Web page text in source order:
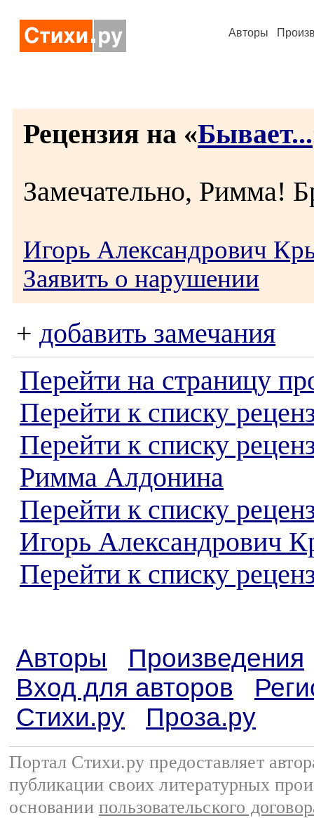
Авторы
Рецензия на «Бывает...
Замечательно, Римма!
Игорь Александрович
Заявить о нарушении
+ добавить замечания
Перейти на страницу
Перейти к списку
Перейти к списку
Римма Алдонина
Перейти к списку
Игорь Александрович
Перейти к списку
Авторы
Произведения
Вход для авторов
Стихи.ру
Проза.ру
Портал Стихи.ру предоставляет
публикации своих литературных
основании пользовательского